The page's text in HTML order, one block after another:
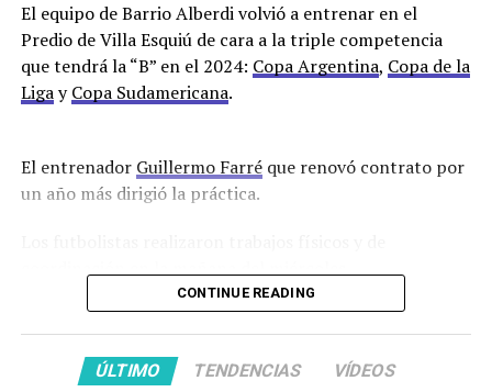
El equipo de Barrio Alberdi volvió a entrenar en el
Predio de Villa Esquiú de cara a la triple competencia
que tendrá la “B” en el 2024: Copa Argentina, Copa de la
LigayCopa Sudamericana.
El entrenador Guillermo Farréque renovó contrato por
un año más dirigió la práctica.
Los ausentes que finalizaron sus contratos fueron
Francisco Oliver, Lucas Diarte, Andrés Amaya, Diego
Novaretti y el defensor Erik Godoy que no renovará con
CONTINUE READING
ÚLTIMO TENDENCIAS VÍDEOS